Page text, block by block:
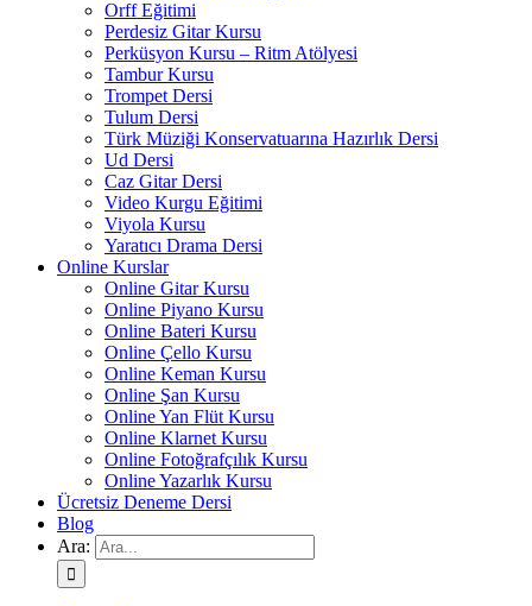
Orff Eğitimi
Perdesiz Gitar Kursu
Perküsyon Kursu – Ritm Atölyesi
Tambur Kursu
Trompet Dersi
Tulum Dersi
Türk Müziği Konservatuarına Hazırlık Dersi
Ud Dersi
Caz Gitar Dersi
Video Kurgu Eğitimi
Viyola Kursu
Yaratıcı Drama Dersi
Online Kurslar
Online Gitar Kursu
Online Piyano Kursu
Online Bateri Kursu
Online Çello Kursu
Online Keman Kursu
Online Şan Kursu
Online Yan Flüt Kursu
Online Klarnet Kursu
Online Fotoğrafçılık Kursu
Online Yazarlık Kursu
Ücretsiz Deneme Dersi
Blog
Ara: